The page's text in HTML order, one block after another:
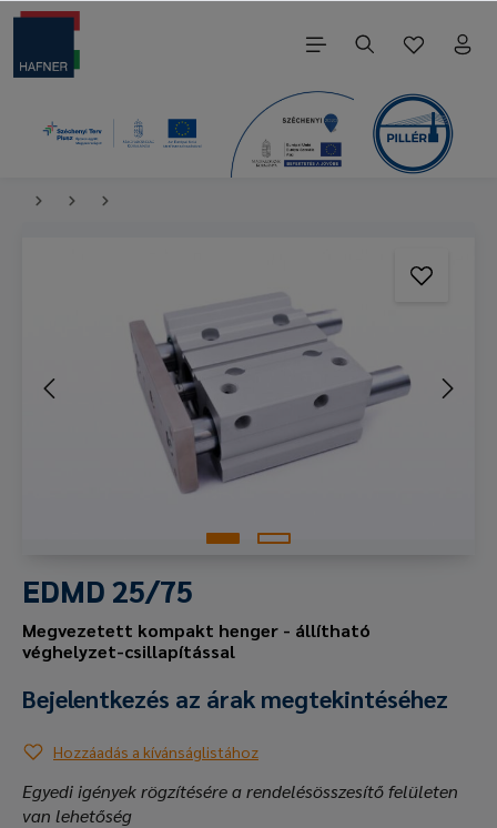
EDMD 25/75
Megvezetett kompakt henger - állítható
véghelyzet-csillapítással
Bejelentkezés az árak megtekintéséhez
Hozzáadás a kívánságlistához
Egyedi igények rögzítésére a rendelésösszesítő felületen
van lehetőség